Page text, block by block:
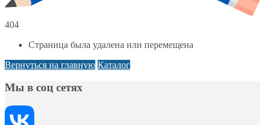
404
Страница была удалена или перемещена
Вернуться на главную Каталог
Мы в соц сетях